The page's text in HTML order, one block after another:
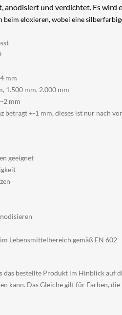
anodisiert und verdichtet. Es wird
beim eloxieren, wobei eine
mm
1.500 mm, 2.000 mm
2 mm
beträgt +-1 mm, dieses ist nur nach
geeignet
Lebensmittelbereich gemäß EN 602
das bestellte Produkt im Hinblick
kann. Das Gleiche gilt für Farben,